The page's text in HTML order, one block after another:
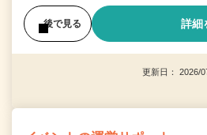
後で見る 詳細
更新日： 2026/